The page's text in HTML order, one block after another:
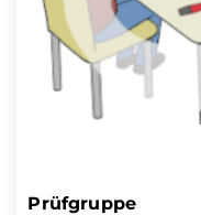
Prüfgruppe